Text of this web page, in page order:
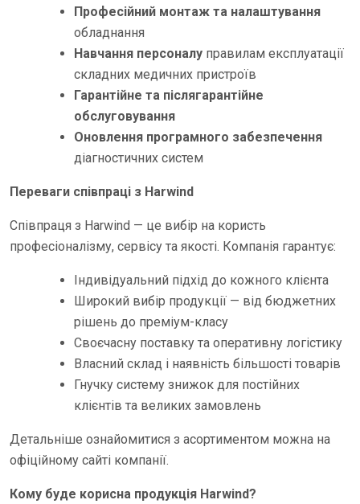
Професійний монтаж та налаштування
обладнання
Навчання персоналу правилам експлуатації
складних медичних пристроїв
Гарантійне та післягарантійне
обслуговування
Оновлення програмного забезпечення
діагностичних систем
Переваги співпраці з Harwind
Співпраця з Harwind — це вибір на користь
професіоналізму, сервісу та якості. Компанія гарантує:
Індивідуальний підхід до кожного клієнта
Широкий вибір продукції — від бюджетних
рішень до преміум-класу
Своєчасну поставку та оперативну логістику
Власний склад і наявність більшості товарів
Гнучку систему знижок для постійних
клієнтів та великих замовлень
Детальніше ознайомитися з асортиментом можна на
офіційному сайті компанії.
Кому буде корисна продукція Harwind?